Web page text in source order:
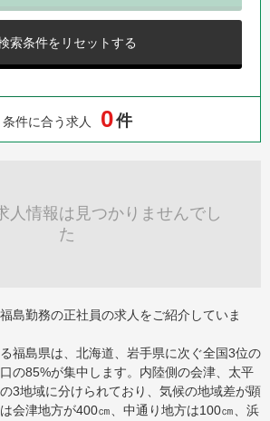
索条件をリセットする
条件に合う求人 0件
人情報は見つかりませんでし
た
島勤務の正社員の求人をご紹介していま
福島県は、北海道、岩手県に次ぐ全国3位の
の85%が集中します。内陸側の会津、太平
3地域に分けられており、気候の地域差が顕
会津地方が400㎝、中通り地方は100㎝、浜